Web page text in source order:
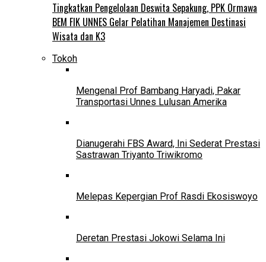
Tingkatkan Pengelolaan Deswita Sepakung, PPK Ormawa
BEM FIK UNNES Gelar Pelatihan Manajemen Destinasi
Wisata dan K3
Tokoh
Mengenal Prof Bambang Haryadi, Pakar
Transportasi Unnes Lulusan Amerika
Dianugerahi FBS Award, Ini Sederat Prestasi
Sastrawan Triyanto Triwikromo
Melepas Kepergian Prof Rasdi Ekosiswoyo
Deretan Prestasi Jokowi Selama Ini